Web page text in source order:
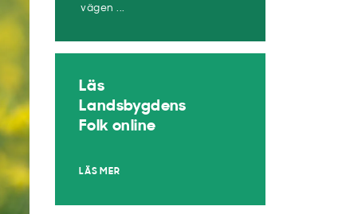
vägen ...
Läs
Landsbygdens
Folk online
LÄS MER